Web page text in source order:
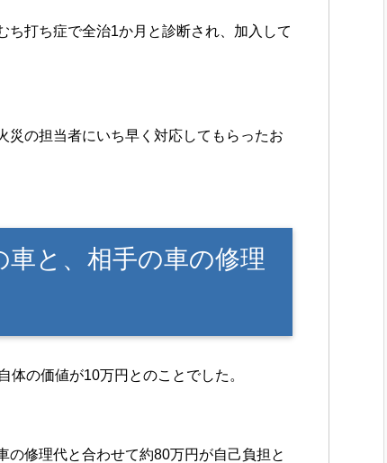
打ち症で全治1か月と診断され、加入して
災の担当者にいち早く対応してもらったお
と、相手の車の修理
体の価値が10万円とのことでした。
の修理代と合わせて約80万円が自己負担と